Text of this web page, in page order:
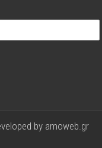
by amoweb.gr